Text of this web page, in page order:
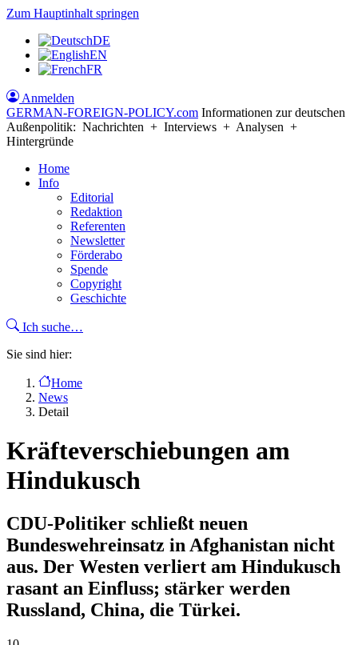
Zum Hauptinhalt springen
DE
EN
FR
Anmelden
GERMAN-FOREIGN-POLICY.com Informationen zur deutschen
Außenpolitik: Nachrichten + Interviews + Analysen +
Hintergründe
Home
Info
Editorial
Redaktion
Referenten
Newsletter
Förderabo
Spende
Copyright
Geschichte
Ich suche…
Sie sind hier:
Home
News
Detail
Kräfteverschiebungen am
Hindukusch
CDU-Politiker schließt neuen
Bundeswehreinsatz in Afghanistan nicht
aus. Der Westen verliert am Hindukusch
rasant an Einfluss; stärker werden
Russland, China, die Türkei.